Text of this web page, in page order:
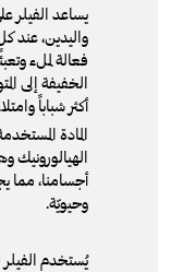
يساعد الفيلر
واليدين، عند
فعالة لملء
الخفيفة إلى
أكثر شباباً
المادة
الهيالورونيك
أجسامنا، مما
وحيويّة.
يُستخدم الفيلر